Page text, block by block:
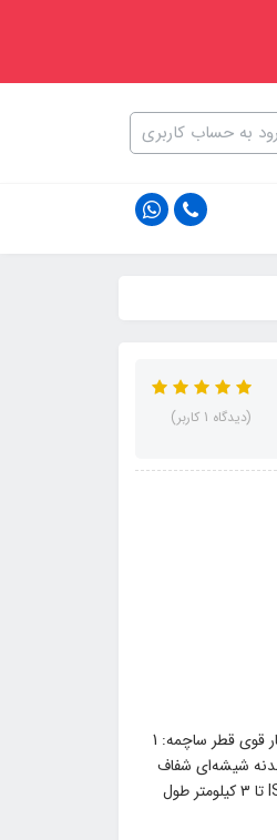
به حساب کاربری
(دیدگاه 1 کاربر)
ویژگیها: دارای جوهر با کیفیت با قابلیت خشک شدن سریع جنس ساچمه تنگستن کاربید، کاملاً کروی و بسیار قوی قطر ساچمه: 1
دست بدنه شیشه‌ای شفاف
برای درک بهتر میزان جوهر درپوش و نوک به رنگ جوهر درپوش تهیه شده مطابق با ISO 11540 / BS 7272-1 2 تا 3 کیلومتر طول